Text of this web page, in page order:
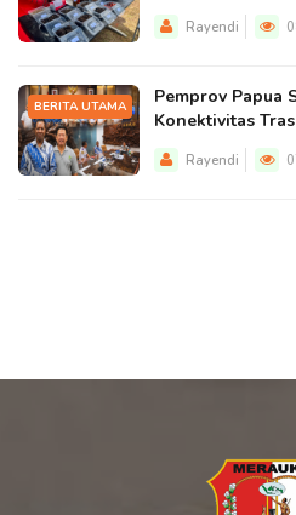
Rayendi
BERITA UTAMA
Pemprov Papua
Konektivitas
Rayendi